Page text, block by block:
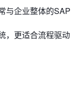
与企业整体的SAP
，更适合流程驱动